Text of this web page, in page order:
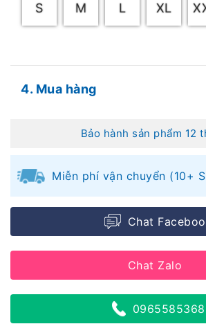
S M L XL
4. Mua hàng
Bảo hành sản phẩm 12
Miễn phí vận chuyển (10+
Chat
Chat Zalo
0965585368